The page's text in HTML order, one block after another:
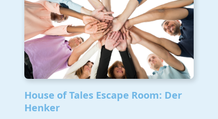
House of Tales Escape Room: Der
Henker